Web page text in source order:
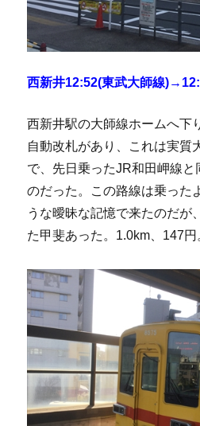
西新井12:52(東武大師線
西新井駅の大師線ホームへ下
自動改札があり、これは実質
で、先日乗ったJR和田岬線と
のだった。この路線は乗った
うな曖昧な記憶で来たのだが
た甲斐あった。1.0km、147円